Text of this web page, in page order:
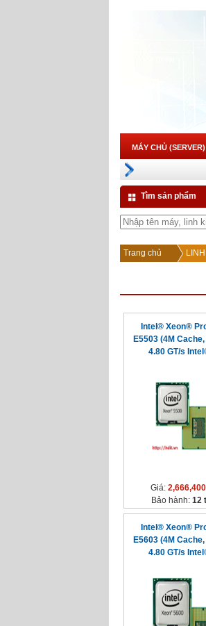
MÁY CHỦ (SERVER)
Tìm sản phẩm
Trang chủ
Intel® Xeon®
E5503 (4M
4.80 GT/s
Giá:
Bảo hành: 12
Intel® Xeon®
E5603 (4M
4.80 GT/s